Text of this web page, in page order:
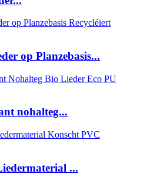
op Planzebasis...
nohalteg...
...